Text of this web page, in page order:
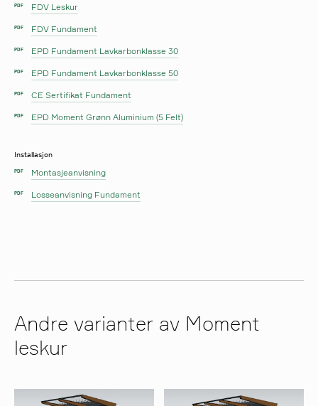
PDF FDV Leskur
PDF FDV Fundament
PDF EPD Fundament Lavkarbonklasse 30
PDF EPD Fundament Lavkarbonklasse 50
PDF CE Sertifikat Fundament
PDF EPD Moment Grønn Aluminium (5 Felt)
Installasjon
PDF Montasjeanvisning
PDF Losseanvisning Fundament
Andre varianter av Moment
leskur